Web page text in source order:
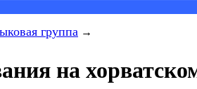
группа →
на